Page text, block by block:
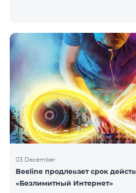
03 December
Beeline продлевает срок
«Безлимитный Интернет»